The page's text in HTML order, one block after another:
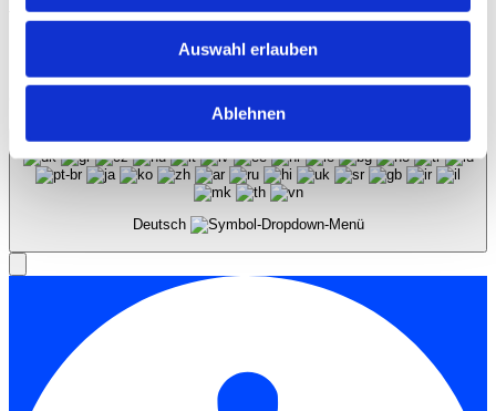
Auswahl erlauben
Ablehnen
Deutsch